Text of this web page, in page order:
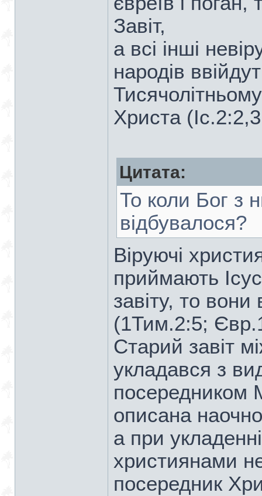
Завіт,
а всі інші
народів
Христа
Цитата:
То коли Бог з
відбувалося?
Віруючі
приймають
завіту, то
(1Тим.2:5;
Старий завіт
укладався з
посередником
описана
а при
християнами
посередник